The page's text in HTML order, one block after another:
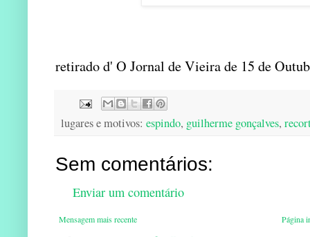
retirado d' O Jornal de Vieira de 15 de
lugares e motivos: espindo, guilherme gonçalves,
Sem comentários:
Enviar um comentário
Mensagem mais recente Página